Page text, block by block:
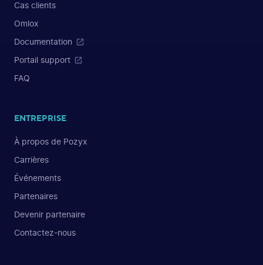
Cas clients
Omlox
Documentation
Portail support
FAQ
ENTREPRISE
À propos de Pozyx
Carrières
Événements
Partenaires
Devenir partenaire
Contactez-nous